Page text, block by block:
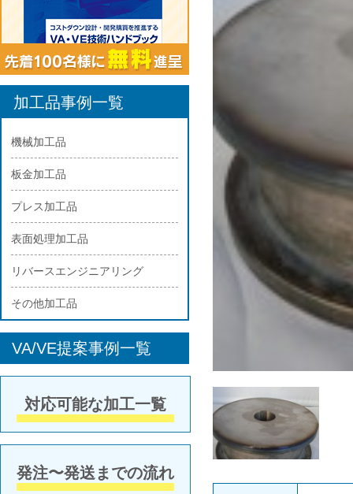
加工品事例一覧
機械加工品
板金加工品
プレス加工品
表面処理加工品
リバースエンジニアリング
その他加工品
VA/VE提案事例一覧
対応可能な加工一覧
発注〜発送までの流れ